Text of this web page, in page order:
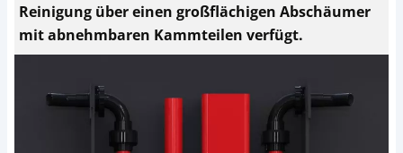
Reinigung über einen großflächigen Abschäumer
mit abnehmbaren Kammteilen verfügt.